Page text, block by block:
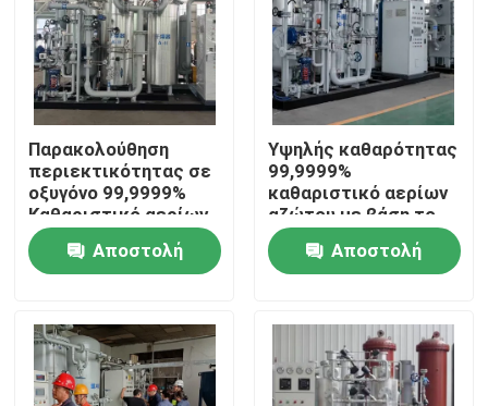
Σπίτι
Προϊόντα
Επισκεψή εργοστασίου
Παρακολούθηση
περιεκτικότητας σε
οξυγόνο 99,9999%
Καθαριστικό αερίων
αζώτου με βάση το
υδρογόνοΑποστολή
Υψηλής καθαρότητας
99,9999%
καθαριστικό αερίων
αζώτου με βάση το
υδρογόνο
Αποστολή